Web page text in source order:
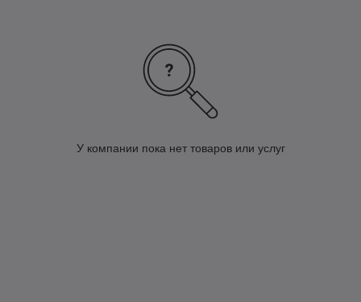
У компании пока нет товаров или услуг